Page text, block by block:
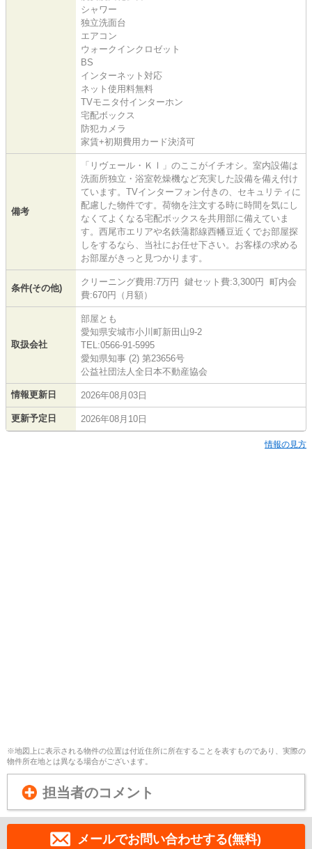
シャワー
独立洗面台
エアコン
ウォークインクロゼット
BS
インターネット対応
ネット使用料無料
TVモニタ付インターホン
宅配ボックス
防犯カメラ
家賃+初期費用カード決済可
備考
「リヴェール・ＫⅠ」のここがイチオシ。室内設備は
洗面所独立・浴室乾燥機など充実した設備を備え付け
ています。TVインターフォン付きの、セキュリティに
配慮した物件です。荷物を注文する時に時間を気にし
なくてよくなる宅配ボックスを共用部に備えていま
す。西尾市エリアや名鉄蒲郡線西幡豆近くでお部屋探
しをするなら、当社にお任せ下さい。お客様の求める
お部屋がきっと見つかります。
条件(その他)
クリーニング費用:7万円 鍵セット費:3,300円 町内会
費:670円（月額）
取扱会社
部屋とも
愛知県安城市小川町新田山9-2
TEL:0566-91-5995
愛知県知事 (2) 第23656号
公益社団法人全日本不動産協会
情報更新日 2026年08月03日
更新予定日 2026年08月10日
情報の見方
※地図上に表示される物件の位置は付近住所に所在することを表すものであり、実際の
物件所在地とは異なる場合がございます。
担当者のコメント
メールでお問い合わせする(無料)